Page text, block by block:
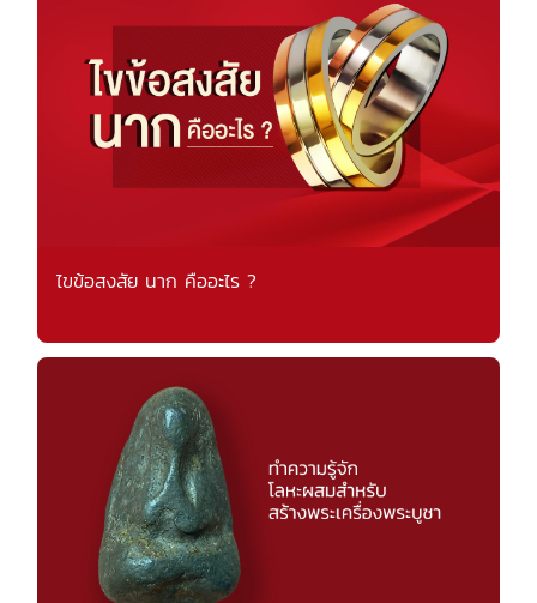
ไขข้อสงสัย นาก คืออะไร ?